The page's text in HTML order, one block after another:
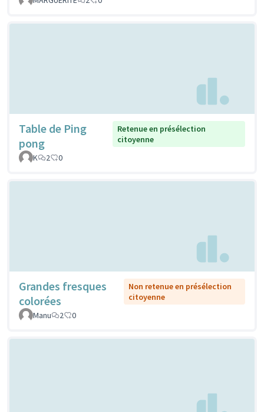
Table de Ping
pong
Retenue en présélection
citoyenne
K
2 0
Grandes fresques
colorées
Non retenue en présélection
citoyenne
Manu
2 0